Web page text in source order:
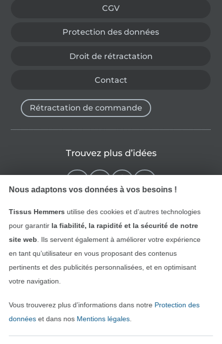
CGV
Protection des données
Droit de rétractation
Contact
Rétractation de commande
Trouvez plus d’idées
Deutsch
Nous adaptons vos données à vos besoins !
Tissus Hemmers utilise des cookies et d’autres technologies
pour garantir la fiabilité, la rapidité et la sécurité de notre
site web . Ils servent également à améliorer votre expérience
en tant qu’utilisateur en vous proposant des contenus
pertinents et des publicités personnalisées, et en optimisant
votre navigation.
Vous trouverez plus d’informations dans notre Protection des
donnéeset dans nos Mentions légales.